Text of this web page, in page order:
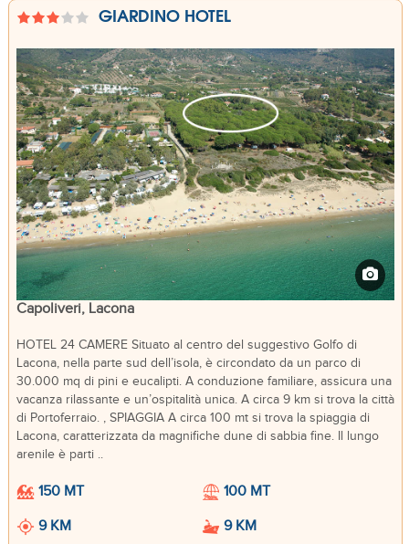
GIARDINO HOTEL
Capoliveri, Lacona
HOTEL 24 CAMERE Situato al centro del suggestivo Golfo di
Lacona, nella parte sud dell’isola, è circondato da un parco di
30.000 mq di pini e eucalipti. A conduzione familiare, assicura una
vacanza rilassante e un’ospitalità unica. A circa 9 km si trova la città
di Portoferraio. , SPIAGGIA A circa 100 mt si trova la spiaggia di
Lacona, caratterizzata da magnifiche dune di sabbia fine. Il lungo
arenile è parti ..
150 MT
100 MT
9 KM
9 KM